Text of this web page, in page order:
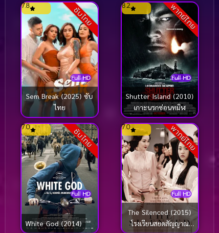
ซับไทย
Full HD
7.8
Sem Break (2025) ซับ
ไทย
พากย์ไทย
Full HD
8.2
Shutter Island (2010)
เกาะนรกซ่อนทมิฬ
ซับไทย
Full HD
7.0
White God (2014)
พากย์ไทย
Full HD
7.0
The Silenced (2015)
โรงเรียนสยดสัญญาณ